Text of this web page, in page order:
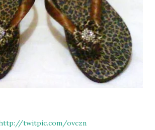
http://twitpic.com/ovczn